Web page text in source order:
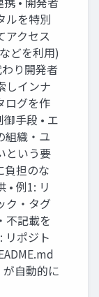
ルを特別
アクセス
どを利用)
り開発者
しインナ
ログを作
手段 • エ
組織・ユ
という要
負担のな
• 例1: リ
ク・タグ
不記載を
リポジト
自動的に